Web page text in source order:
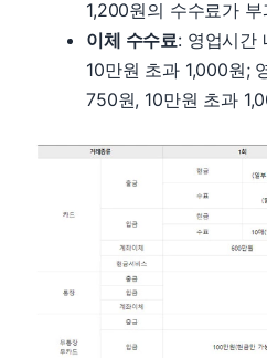
1,200원의 수수료가 부
이체 수수료: 영업시간
10만원 초과 1,000원;
750원, 10만원 초과